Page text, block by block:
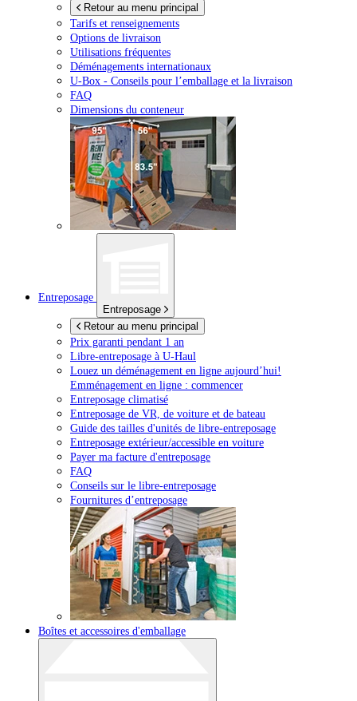
Retour au menu principal
Tarifs et renseignements
Options de livraison
Utilisations fréquentes
Déménagements internationaux
U-Box - Conseils pour l’emballage et la livraison
FAQ
Dimensions du conteneur
Entreposage
Entreposage
Retour au menu principal
Prix garanti pendant 1 an
Libre-entreposage à U-Haul
Louez un déménagement en ligne aujourd’hui!
Emménagement en ligne : commencer
Entreposage climatisé
Entreposage de VR, de voiture et de bateau
Guide des tailles d'unités de libre-entreposage
Entreposage extérieur/accessible en voiture
Payer ma facture d'entreposage
FAQ
Conseils sur le libre-entreposage
Fournitures d’entreposage
Boîtes et accessoires d'emballage